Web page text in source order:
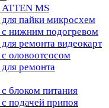
MS
пайки микросхем
нижним подогревом
ремонта видеокарт
оловоотсосом
ремонта
блоком питания
подачей припоя